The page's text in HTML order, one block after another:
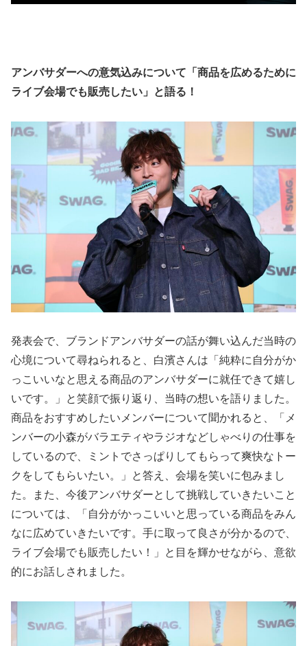
アンバサダーへの意気込みについて「商品を広めるために
ライブ会場でも販売したい」と語る！
発表会で、ブランドアンバサダーの話が舞い込んだ当時の
心境について尋ねられると、白濱さんは「純粋に自分がか
っこいいなと思える商品のアンバサダーに就任できて嬉し
いです。」と笑顔で振り返り、当時の想いを語りました。
商品をおすすめしたいメンバーについて聞かれると、「メ
ンバーの小森がバラエティやラジオなどしゃべりの仕事を
しているので、ミントでさっぱりしてもらって爽快なトー
クをしてもらいたい。」と答え、会場を笑いに包みまし
た。また、今後アンバサダーとして挑戦していきたいこと
については、「自分がかっこいいと思っている商品をみん
なに広めていきたいです。手に取って良さが分かるので、
ライブ会場でも販売したい！」と目を輝かせながら、意欲
的にお話しされました。